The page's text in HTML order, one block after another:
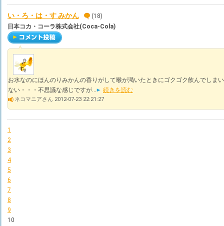
い・ろ・は・す みかん
(18)
日本コカ・コーラ株式会社(Coca-Cola)
お水なのにほんのりみかんの香りがして喉が渇いたときにゴクゴク飲んでしま
ない・・・不思議な感じですが...
続きを読む
ネコマニアさん 2012-07-23 22:21:27
1
2
3
4
5
6
7
8
9
10